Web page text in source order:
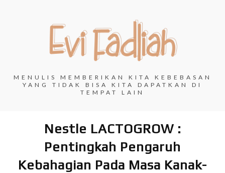
MENULIS MEMBERIKAN KITA KEBEBASAN
YANG TIDAK BISA KITA DAPATKAN DI
TEMPAT LAIN
Nestle LACTOGROW :
Pentingkah Pengaruh
Kebahagian Pada Masa Kanak-